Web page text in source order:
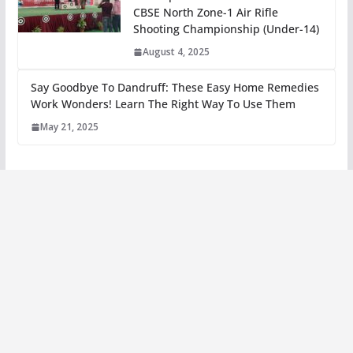
CBSE North Zone-1 Air Rifle
Shooting Championship (Under-14)
August 4, 2025
Say Goodbye To Dandruff: These Easy Home Remedies
Work Wonders! Learn The Right Way To Use Them
May 21, 2025